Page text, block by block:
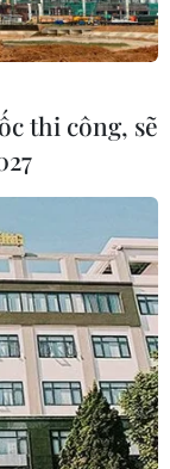
thi công, sẽ